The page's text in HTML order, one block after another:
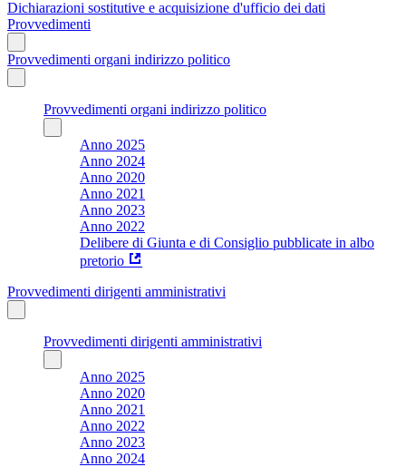
Dichiarazioni sostitutive e acquisizione d'ufficio dei dati
Provvedimenti
Provvedimenti organi indirizzo politico
Provvedimenti organi indirizzo politico
Anno 2025
Anno 2024
Anno 2020
Anno 2021
Anno 2023
Anno 2022
Delibere di Giunta e di Consiglio pubblicate in albo
pretorio
Provvedimenti dirigenti amministrativi
Provvedimenti dirigenti amministrativi
Anno 2025
Anno 2020
Anno 2021
Anno 2022
Anno 2023
Anno 2024